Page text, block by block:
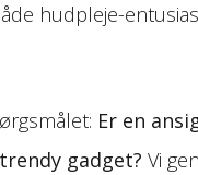
hudpleje-
Er en
gadget? Vi